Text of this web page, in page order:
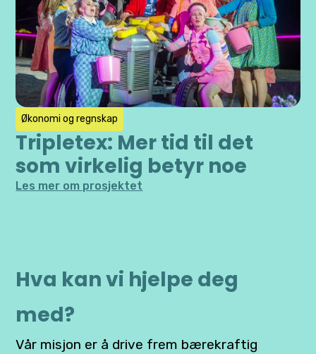
Økonomi og regnskap
Tripletex: Mer tid til det
som virkelig betyr noe
Les mer om prosjektet
Hva kan vi hjelpe deg
med?
Vår misjon er å drive frem bærekraftig